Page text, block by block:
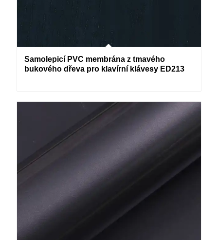
Samolepicí PVC membrána z tmavého
bukového dřeva pro klavírní klávesy ED213